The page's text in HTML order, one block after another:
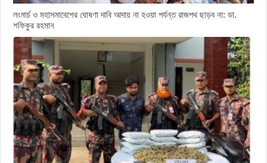
লংমার্চ ও মহাসমাবেশের ঘোষণা দাবি আদায় না হওয়া পর্যন্ত রাজপথ ছাড়ব না: ডা.
শফিকুর রহমান